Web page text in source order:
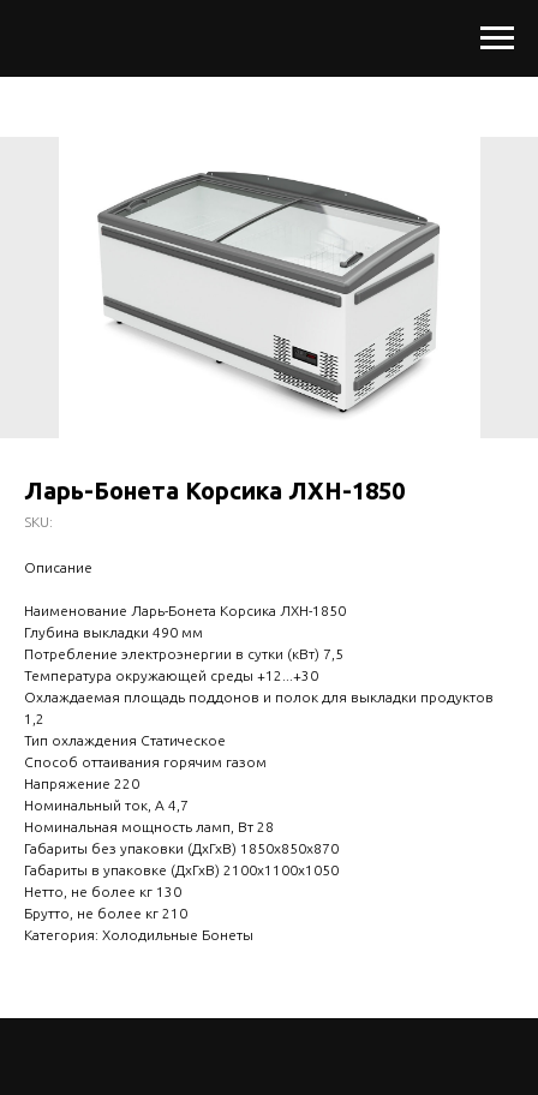
Ларь-Бонета Корсика ЛХН-1850
SKU:
Описание
Наименование Ларь-Бонета Корсика ЛХН-1850
Глубина выкладки 490 мм
Потребление электроэнергии в сутки (кВт) 7,5
Температура окружающей среды +12...+30
Охлаждаемая площадь поддонов и полок для выкладки продуктов
1,2
Тип охлаждения Статическое
Способ оттаивания горячим газом
Напряжение 220
Номинальный ток, A 4,7
Номинальная мощность ламп, Вт 28
Габариты без упаковки (ДхГхВ) 1850х850х870
Габариты в упаковке (ДхГхВ) 2100х1100х1050
Нетто, не более кг 130
Брутто, не более кг 210
Категория: Холодильные Бонеты